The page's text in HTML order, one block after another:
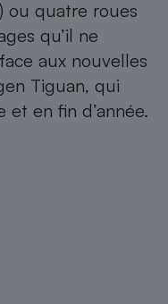
ou quatre roues
qu’il ne
aux nouvelles
Tiguan, qui
et en fin d’année.